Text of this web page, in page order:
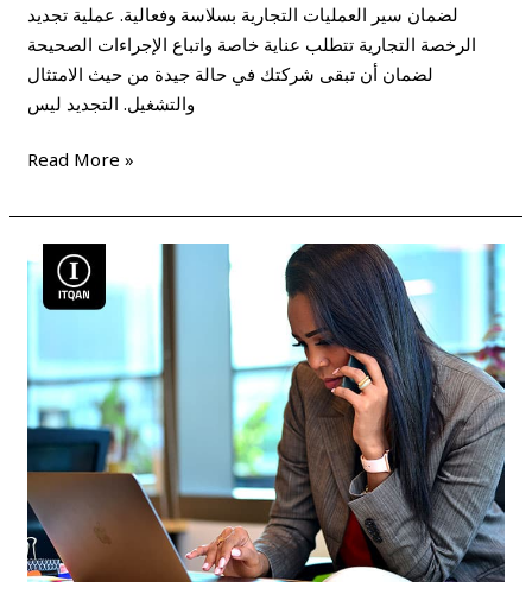
لضمان سير العمليات التجارية بسلاسة وفعالية. عملية تجديد
الرخصة التجارية تتطلب عناية خاصة واتباع الإجراءات الصحيحة
لضمان أن تبقى شركتك في حالة جيدة من حيث الامتثال
والتشغيل. التجديد ليس
Read More »
كيفية
تجديد
الرخصة
في
دبي